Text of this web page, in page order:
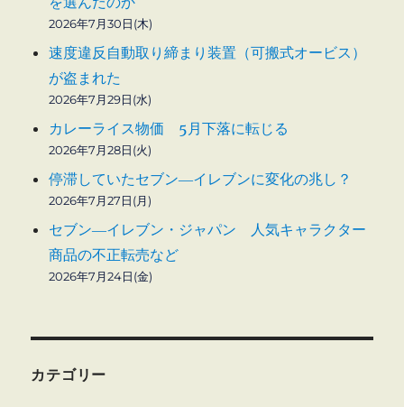
2026年7月30日(木)
速度違反自動取り締まり装置（可搬式オービス）
が盗まれた
2026年7月29日(水)
カレーライス物価 5月下落に転じる
2026年7月28日(火)
停滞していたセブン―イレブンに変化の兆し？
2026年7月27日(月)
セブン―イレブン・ジャパン 人気キャラクター
商品の不正転売など
2026年7月24日(金)
カテゴリー